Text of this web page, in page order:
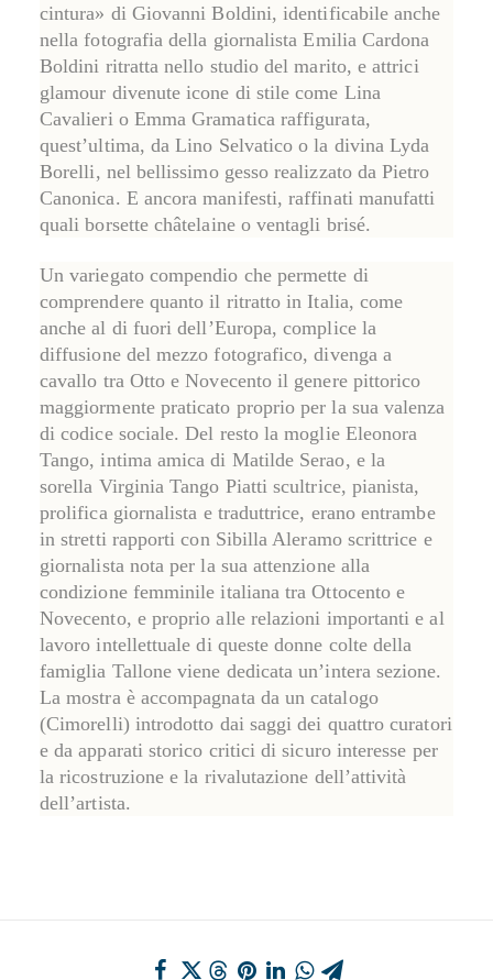
cintura» di Giovanni Boldini, identificabile anche
nella fotografia della giornalistaEmilia Cardona
Boldini ritratta nello studio del marito, e attrici
glamour divenute icone di stile come Lina
Cavalieri o Emma Gramatica raffigurata,
quest’ultima, daLino Selvatico o la divinaLyda
Borelli, nel bellissimo gesso realizzato daPietro
Canonica. E ancora manifesti, raffinati manufatti
quali borsette châtelaine o ventagli brisé.
Un variegato compendio che permette di
comprendere quanto il ritratto in Italia, come
anche al di fuori dell’Europa, complice la
diffusione del mezzo fotografico, divenga a
cavallo tra Otto e Novecento il genere pittorico
maggiormente praticato proprio per la sua valenza
di codice sociale. Del resto la moglie Eleonora
Tango, intima amica di Matilde Serao, e la
sorella Virginia Tango Piatti scultrice, pianista,
prolifica giornalista e traduttrice, erano entrambe
in stretti rapporti con Sibilla Aleramo scrittrice e
giornalista nota per la sua attenzione alla
condizione femminile italiana tra Ottocento e
Novecento, e proprio alle relazioni importanti e al
lavoro intellettuale di queste donne colte della
famiglia Tallone viene dedicata un’intera sezione.
La mostra è accompagnata da un catalogo
(Cimorelli) introdotto dai saggi dei quattro curatori
e da apparati storico critici di sicuro interesse per
la ricostruzione e la rivalutazione dell’attività
dell’artista.